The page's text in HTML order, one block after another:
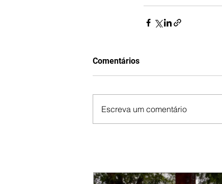
Comentários
Escreva um comentário